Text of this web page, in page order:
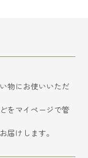
物にお使いいただ
をマイページで管
届けします。